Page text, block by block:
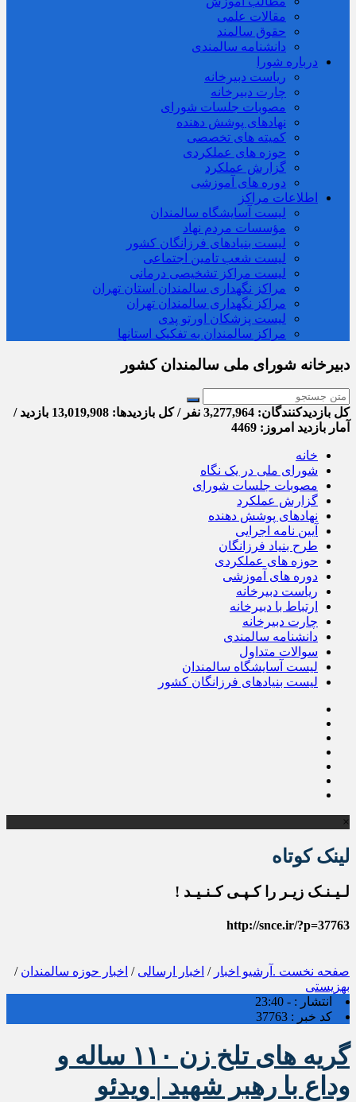
مقالات علمی
حقوق سالمند
دانشنامه سالمندی
درباره شورا
ریاست دبیرخانه
چارت دبیرخانه
مصوبات جلسات شورای
نهادهای پوشش دهنده
کمیته های تخصصی
حوزه های عملکردی
گزارش عملکرد
دوره های آموزشی
اطلاعات مراکز
لیست آسایشگاه سالمندان
مؤسسات مردم نهاد
لیست بنیادهای فرزانگان کشور
لیست شعب تامین اجتماعی
لیست مراکز تشخیصی درمانی
مراکز نگهداری سالمندان استان تهران
مراکز نگهداری سالمندان تهران
لیست پزشکان اورتو پدی
مراکز سالمندان به تفکیک استانها
دبیرخانه شورای ملی سالمندان کشور
کل بازدیدکنند‌گان: 3,277,964 نفر / کل بازدیدها: 13,019,908 بازدید /
آمار بازدید امروز: 4469
خانه
شورای ملی در یک نگاه
مصوبات جلسات شورای
گزارش عملکرد
نهادهای پوشش دهنده
آیین نامه اجرایی
طرح بنیاد فرزانگان
حوزه های عملکردی
دوره های آموزشی
ریاست دبیرخانه
ارتباط با دبیرخانه
چارت دبیرخانه
دانشنامه سالمندی
سوالات متداول
لیست آسایشگاه سالمندان
لیست بنیادهای فرزانگان کشور
×
لینک کوتاه
لـیـنـک زیـر را کـپـی کـنـیـد !
http://snce.ir/?p=37763
صفحه نخست .آرشیو اخبار / اخبار ارسالی / اخبار حوزه سالمندان /
بهزیستی
انتشار : - 23:40
کد خبر : 37763
گریه های تلخ زن ۱۱۰ ساله‌ و
وداع با رهبر شهید | ویدئو